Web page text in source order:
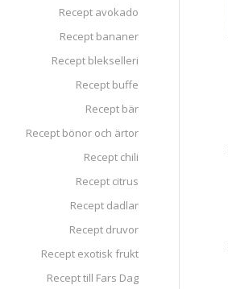
Recept avokado
Recept bananer
Recept blekselleri
Recept buffe
Recept bär
Recept bönor och ärtor
Recept chili
Recept citrus
Recept dadlar
Recept druvor
Recept exotisk frukt
Recept till Fars Dag